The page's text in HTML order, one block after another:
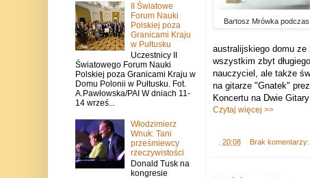
Bartosz Mrówka
australijskiego domu ze
wszystkim zbyt
nauczyciel, ale także
na gitarze "Gnatek"
Koncertu na Dwie
Czytaj więcej >>
. 20:08 Brak komentarzy:
II Światowe
Forum Nauki
Polskiej poza
Granicami Kraju
w Pułtusku
Uczestnicy II
Światowego Forum Nauki
Polskiej poza Granicami Kraju w
Domu Polonii w Pułtusku. Fot.
A.Pawłowska/PAI W dniach 11-
14 wrześ...
Włodzimierz
Wnuk: Tani
prześmiewcy
rzeczywistości
Donald Tusk na
kongresie